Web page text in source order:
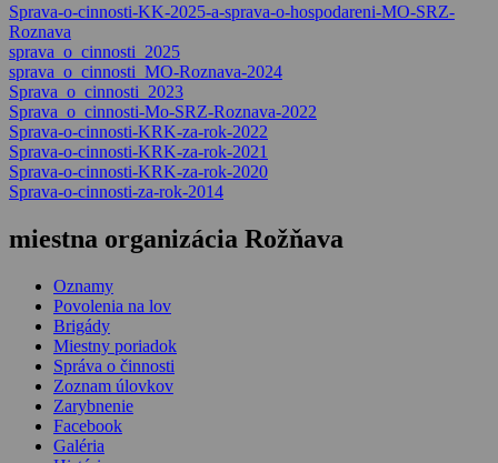
Sprava-o-cinnosti-KK-2025-a-sprava-o-hospodareni-MO-SRZ-
Roznava
sprava_o_cinnosti_2025
sprava_o_cinnosti_MO-Roznava-2024
Sprava_o_cinnosti_2023
Sprava_o_cinnosti-Mo-SRZ-Roznava-2022
Sprava-o-cinnosti-KRK-za-rok-2022
Sprava-o-cinnosti-KRK-za-rok-2021
Sprava-o-cinnosti-KRK-za-rok-2020
Sprava-o-cinnosti-za-rok-2014
miestna organizácia Rožňava
Oznamy
Povolenia na lov
Brigády
Miestny poriadok
Správa o činnosti
Zoznam úlovkov
Zarybnenie
Facebook
Galéria